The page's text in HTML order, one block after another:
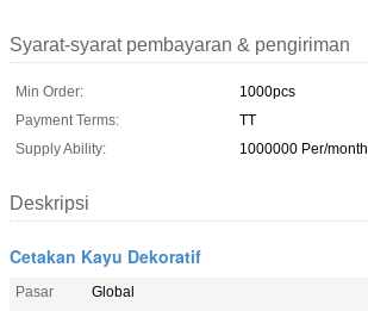
Syarat-syarat pembayaran & pengiriman
Min Order:
1000pcs
Payment Terms:
TT
Supply Ability:
1000000 Per/month
Deskripsi
Cetakan Kayu Dekoratif
Pasar
Global